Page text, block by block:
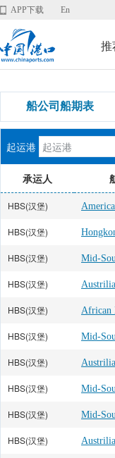
APP下载 En
推
船公司船期表
起运港
承运人
HBS(汉堡)
HBS(汉堡)
HBS(汉堡)
HBS(汉堡)
HBS(汉堡) African
HBS(汉堡)
HBS(汉堡)
HBS(汉堡)
HBS(汉堡)
HBS(汉堡)